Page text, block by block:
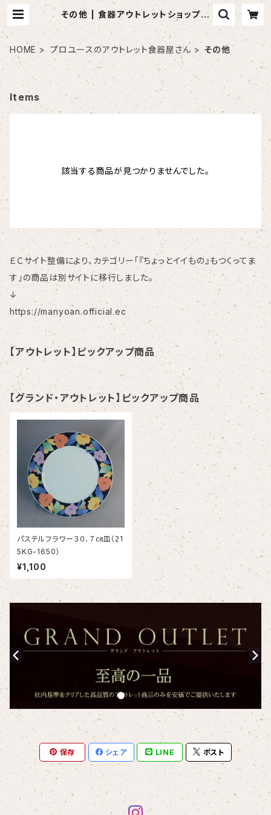
その他 | 食器アウトレットショップ
山万
HOME プロユースのアウトレット食器屋さん その他
Items
該当する商品が見つかりませんでした。
ＥＣサイト整備により、カテゴリー「『ちょっとイイもの』もつくってま
す」の商品は別サイトに移行しました。
↓
https://manyoan.official.ec
【アウトレット】ピックアップ商品
【グランド・アウトレット】ピックアップ商品
パステルフラワー３０．７㎝皿（21
5KG-1650）
¥1,100
保存 シェア LINE ポスト